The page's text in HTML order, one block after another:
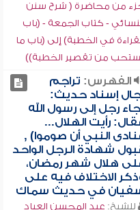
من محاضرة ( شرح سنن
- كتاب الجمعة - (باب
في الخطبة) إلى (باب ما
من تقصير الخطبة))
الفهرس: تراجم
إسناد حديث:
رجل إلى رسول الله
رأيت الهلال...
النبي أن صوموا) ,
شهادة الرجل الواحد
هلال شهر رمضان،
الاختلاف فيه على
في حديث سماك
للشيخ: عبد المحسن العباد